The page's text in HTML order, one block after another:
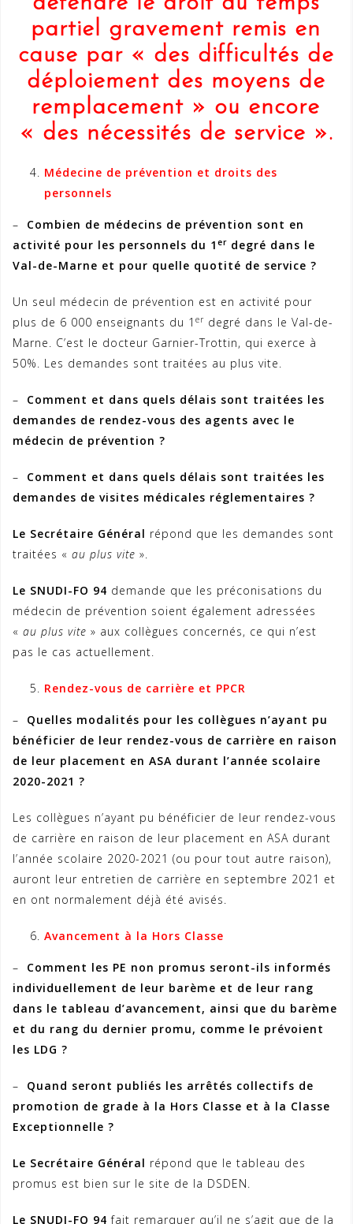
partiel gravement remis en
cause par « des difficultés de
déploiement des moyens de
remplacement » ou encore
« des nécessités de service ».
Médecine de prévention et droits des
personnels
– Combien de médecins de prévention sont en
activité pour les personnels du 1 er degré dans le
Val-de-Marne et pour quelle quotité de service ?
Un seul médecin de prévention est en activité pour
plus de 6 000 enseignants du 1 er degré dans le Val-de-
Marne. C’est le docteur Garnier-Trottin, qui exerce à
50%. Les demandes sont traitées au plus vite.
– Comment et dans quels délais sont traitées les
demandes de rendez-vous des agents avec le
médecin de prévention ?
– Comment et dans quels délais sont traitées les
demandes de visites médicales réglementaires ?
Le Secrétaire Général répond que les demandes sont
traitées « au plus vite ».
Le SNUDI-FO 94 demande que les préconisations du
médecin de prévention soient également adressées
« au plus vite » aux collègues concernés, ce qui n’est
pas le cas actuellement.
Rendez-vous de carrière et PPCR
– Quelles modalités pour les collègues n’ayant pu
bénéficier de leur rendez-vous de carrière en raison
de leur placement en ASA durant l’année scolaire
2020-2021 ?
Les collègues n’ayant pu bénéficier de leur rendez-vous
de carrière en raison de leur placement en ASA durant
l’année scolaire 2020-2021 (ou pour tout autre raison),
auront leur entretien de carrière en septembre 2021 et
en ont normalement déjà été avisés.
Avancement à la Hors Classe
– Comment les PE non promus seront-ils informés
individuellement de leur barème et de leur rang
dans le tableau d’avancement, ainsi que du barème
et du rang du dernier promu, comme le prévoient
les LDG ?
– Quand seront publiés les arrêtés collectifs de
promotion de grade à la Hors Classe et à la Classe
Exceptionnelle ?
Le Secrétaire Général répond que le tableau des
promus est bien sur le site de la DSDEN.
Le SNUDI-FO 94 fait remarquer qu’il ne s’agit que de la